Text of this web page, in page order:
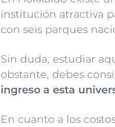
institución atractiva
con seis parques
Sin duda, estudiar
obstante, debes
ingreso a esta
En cuanto a los